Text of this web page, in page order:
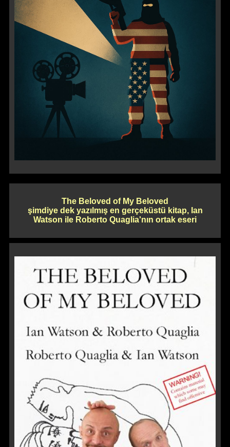
The Beloved of My Beloved
şimdiye dek yazılmış en gerçeküstü kitap, Ian
Watson ile Roberto Quaglia'nın ortak eseri